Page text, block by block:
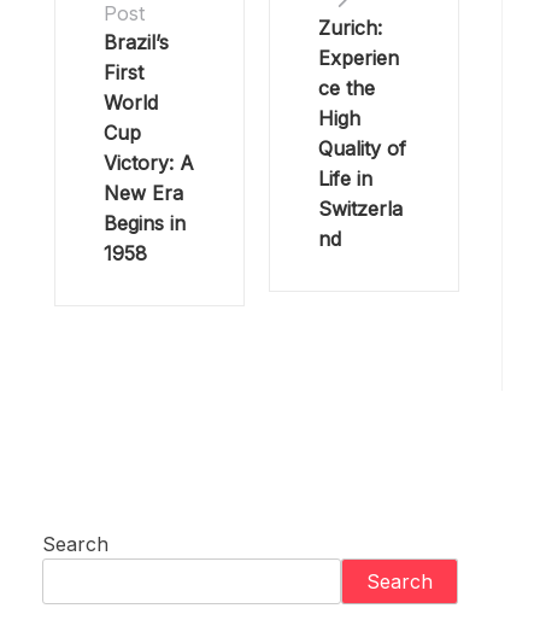
Post
Brazil’s
First
World
Cup
Victory: A
New Era
Begins in
1958
Zurich:
Experien
ce the
High
Quality of
Life in
Switzerla
nd
Search
Search